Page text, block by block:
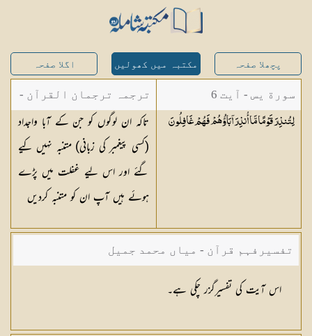
پچھلا صفحہ مکتبہ میں کھولیں اگلا صفحہ
سورة يس - آیت 6
لِتُنذِرَ قَوْمًا مَّا أُنذِرَ آبَاؤُهُمْ فَهُمْغَافِلُونَ
ترجمہ ترجمان القرآن -
مولانا ابوالکلام آزاد
تاکہ ان لوگوں کو جن کے آبا واجداد
(کسی پیغمبر کی زبانی) متنبہ نہیں کیے
گئے اور اس لیے غفلت میں پڑے
ہوئے ہیں آپ ان کو متنبہ کردیں
تفسیرفہم قرآن - میاں محمد جمیل
اس آیت کی تفسیرگزر چکی ہے۔